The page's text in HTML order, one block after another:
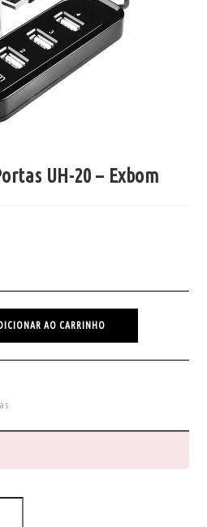
UH-20 – Exbom
AO CARRINHO